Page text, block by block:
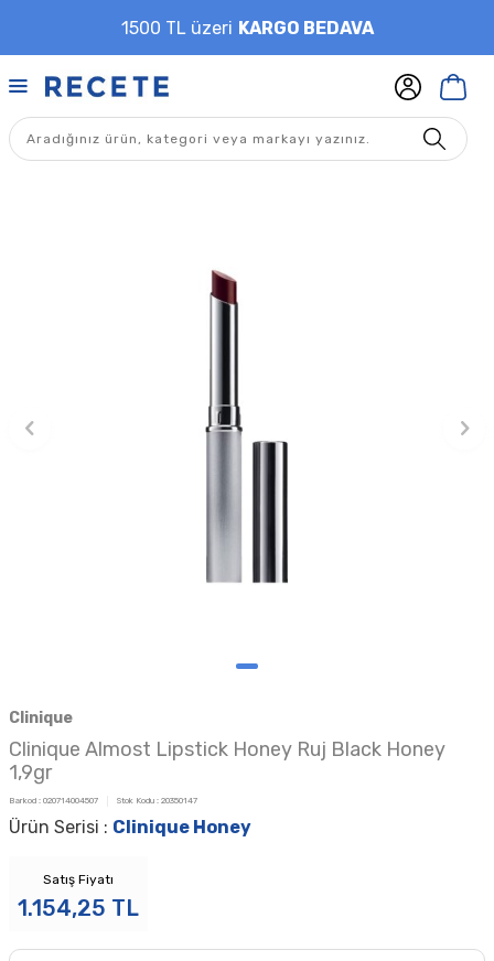
1500 TL üzeri KARGO BEDAVA
Clinique
Clinique Almost Lipstick Honey Ruj Black Honey
1,9gr
Barkod : 020714004507 Stok Kodu : 20350147
Ürün Serisi : Clinique Honey
Satış Fiyatı
1.154,25 TL